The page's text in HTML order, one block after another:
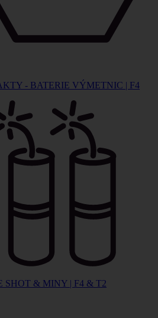
- BATERIE VÝMETNIC | F4
SHOT & MINY | F4 & T2